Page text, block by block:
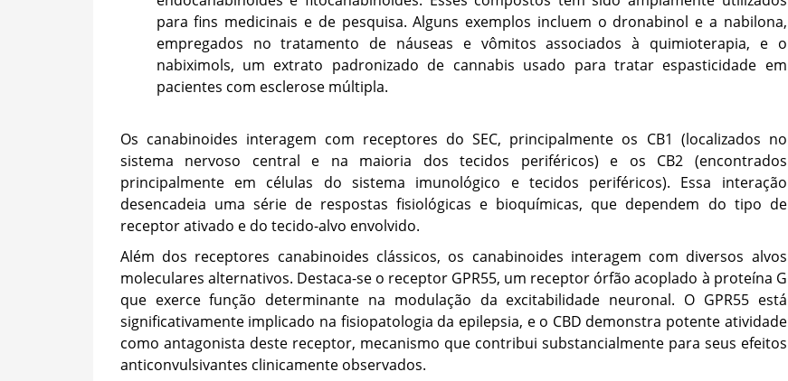
para fins medicinais e de pesquisa. Alguns exemplos incluem o dronabinol e a nabilona,
empregados no tratamento de náuseas e vômitos associados à quimioterapia, e o
nabiximols, um extrato padronizado de cannabis usado para tratar espasticidade em
pacientes com esclerose múltipla.
Os canabinoides interagem com receptores do SEC, principalmente os CB1 (localizados no
sistema nervoso central e na maioria dos tecidos periféricos) e os CB2 (encontrados
principalmente em células do sistema imunológico e tecidos periféricos). Essa interação
desencadeia uma série de respostas fisiológicas e bioquímicas, que dependem do tipo de
receptor ativado e do tecido-alvo envolvido.
Além dos receptores canabinoides clássicos, os canabinoides interagem com diversos alvos
moleculares alternativos. Destaca-se o receptor GPR55, um receptor órfão acoplado à proteína G
que exerce função determinante na modulação da excitabilidade neuronal. O GPR55 está
significativamente implicado na fisiopatologia da epilepsia, e o CBD demonstra potente atividade
como antagonista deste receptor, mecanismo que contribui substancialmente para seus efeitos
anticonvulsivantes clinicamente observados.